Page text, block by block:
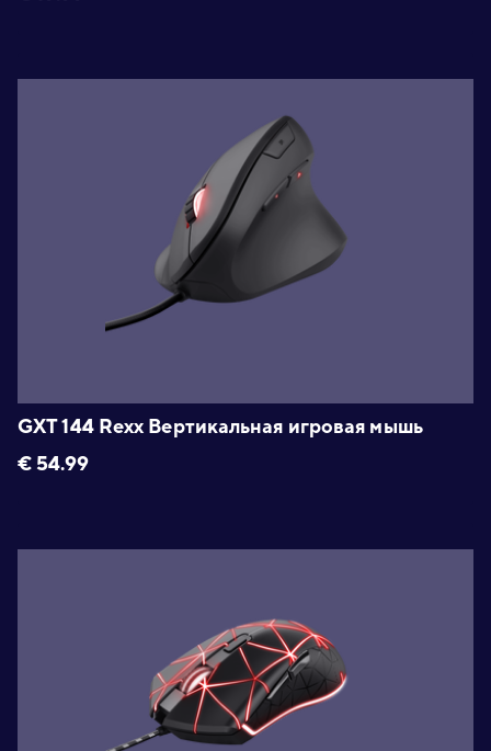
GXT 144 Rexx Вертикальная игровая мышь
€ 54.99